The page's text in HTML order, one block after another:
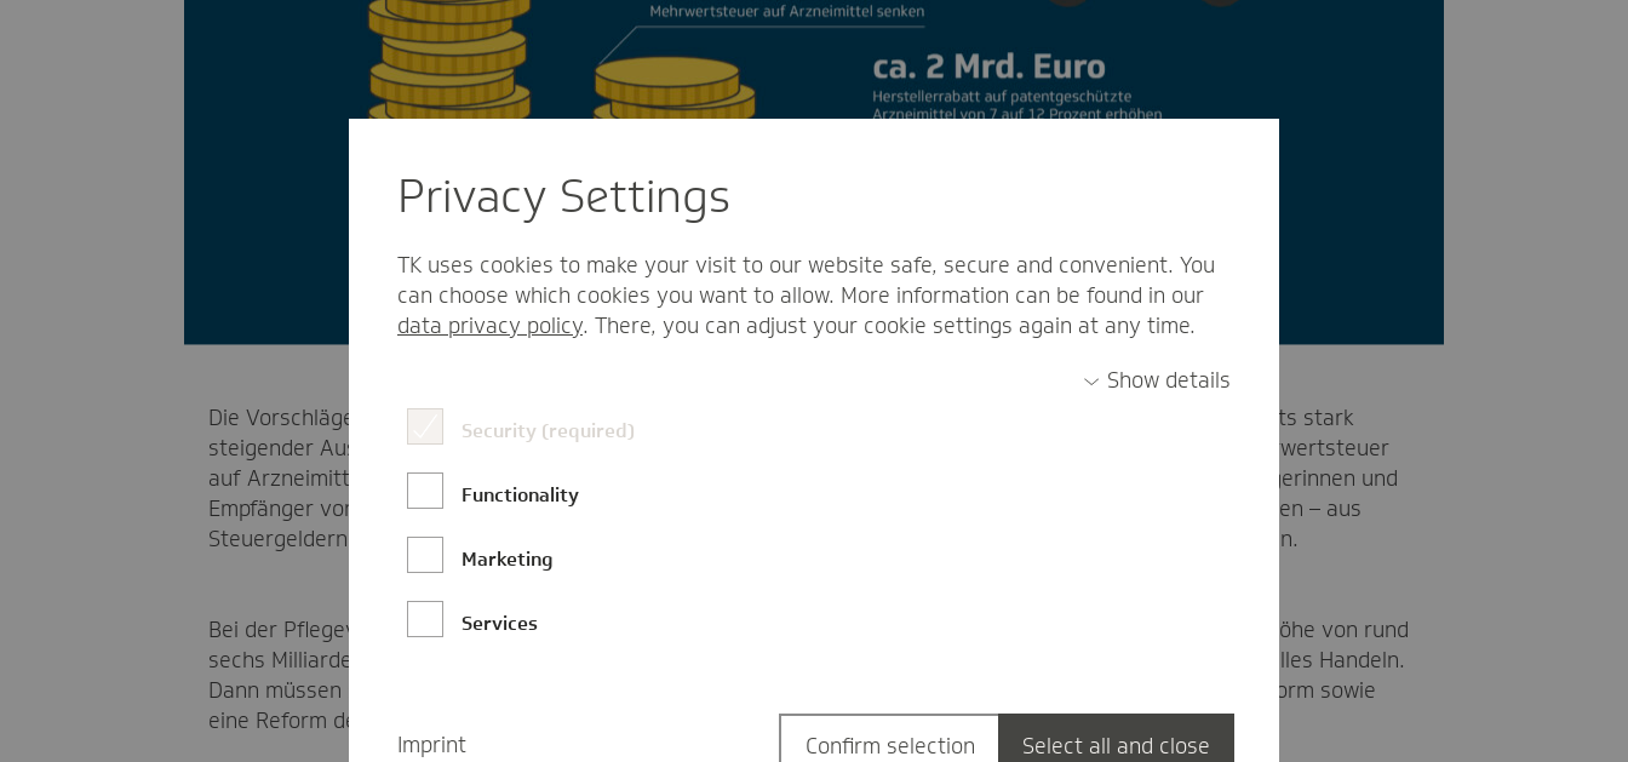
Die Vorschläge dazu liegen lange auf dem Tisch. Ein höherer Herstellerabschlag auf Arzneimittel ist angesichts stark
steigender Ausgaben in diesem Bereich gerechtfertigt und kurzfristig umsetzbar. Auch die Senkung der Mehrwertsteuer
auf Arzneimittel ist überfällig. Ebenso wie die bereits viel diskutierten kostendeckenden Beiträge für Empfängerinnen und
Empfänger von Bürgergeld. Staatliche Aufgaben müssen – im Gegensatz zu den echten Versicherungsaufgaben – aus
Steuergeldern finanziert werden und dürfen nicht nur zulasten der GKV-Beitragszahlerinnen und -zahler gehen.
Bei der Pflegeversicherung müsste der Bund zunächst seine Schulden begleichen. Sie hatte Coronahilfen in Höhe von rund
sechs Milliarden Euro ausgelegt. Für diese Notfallmaßnahmen braucht es keine Kommissionen, sondern schnelles Handeln.
Dann müssen strukturelle Reformen folgen – bei der stationären und ambulanten Versorgung, eine Notfallreform sowie
eine Reform der Preisbildung für Arzneimittel. Die Zeit drängt.
Privacy Settings
TK uses cookies to make your visit to our website safe, secure and convenient. You
can choose which cookies you want to allow. More information can be found in our
data privacy policy. There, you can adjust your cookie settings again at any time.
Show details
Security (required)
Functionality
Marketing
Services
Imprint Confirm selection Select all and close